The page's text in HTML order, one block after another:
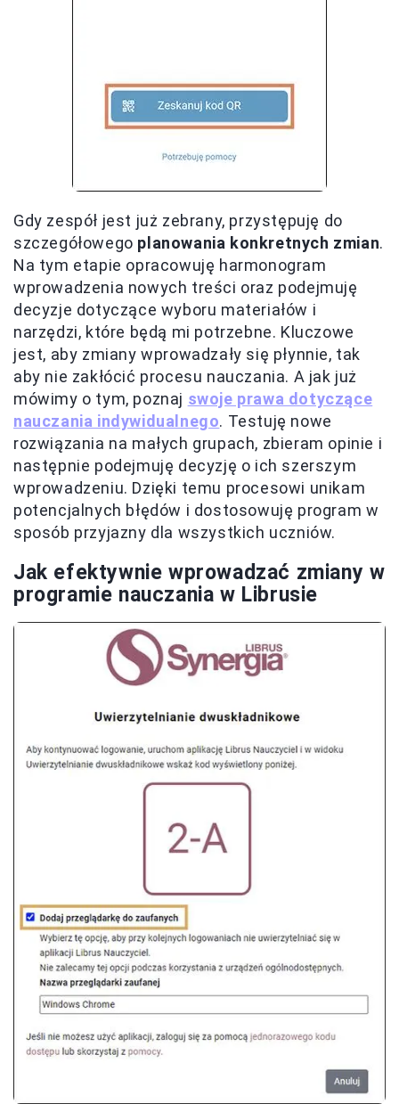
Gdy zespół jest już zebrany, przystępuję do
szczegółowego planowania konkretnych zmian.
Na tym etapie opracowuję harmonogram
wprowadzenia nowych treści oraz podejmuję
decyzje dotyczące wyboru materiałów i
narzędzi, które będą mi potrzebne. Kluczowe
jest, aby zmiany wprowadzały się płynnie, tak
aby nie zakłócić procesu nauczania. A jak już
mówimy o tym, poznaj swoje prawa dotyczące
nauczania indywidualnego. Testuję nowe
rozwiązania na małych grupach, zbieram opinie i
następnie podejmuję decyzję o ich szerszym
wprowadzeniu. Dzięki temu procesowi unikam
potencjalnych błędów i dostosowuję program w
sposób przyjazny dla wszystkich uczniów.
Jak efektywnie wprowadzać zmiany w
programie nauczania w Librusie